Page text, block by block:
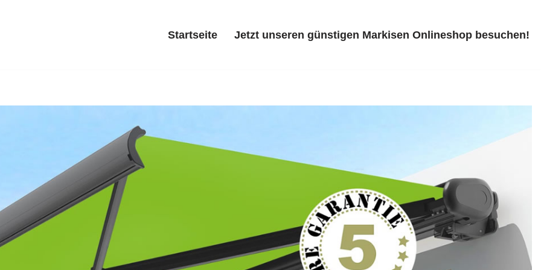
Startseite Jetzt unseren günstigen Markisen Onlineshop besuchen!